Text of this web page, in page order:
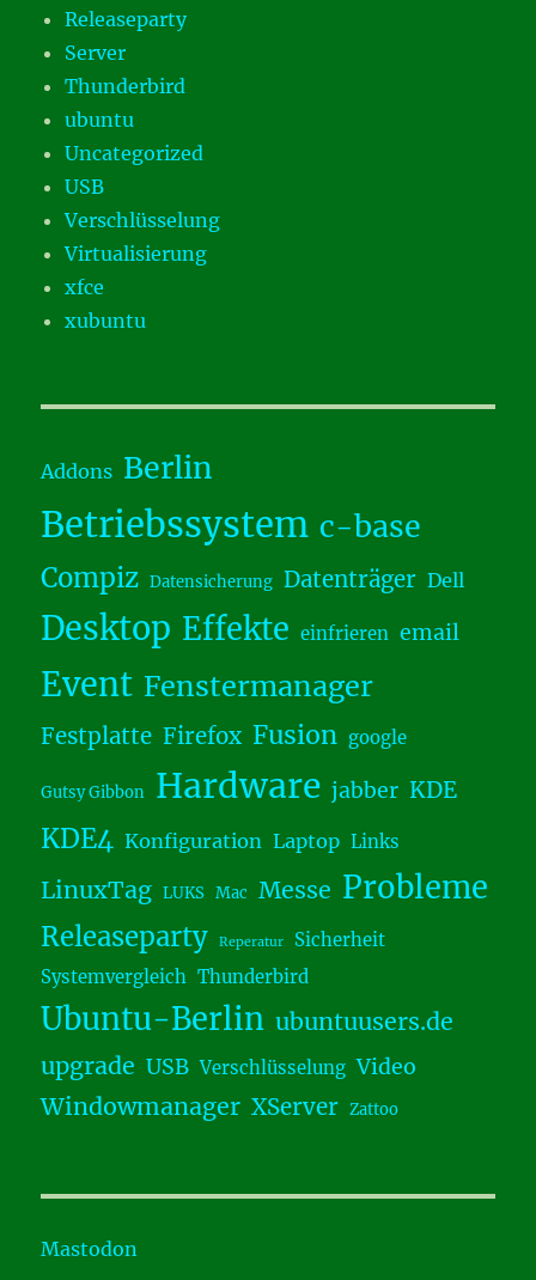
Releaseparty
Server
Thunderbird
ubuntu
Uncategorized
USB
Verschlüsselung
Virtualisierung
xfce
xubuntu
Addons Berlin
Betriebssystem c-base
Compiz Datensicherung Datenträger Dell
Desktop Effekte einfrieren email
Event Fenstermanager
Festplatte Firefox Fusion google
Gutsy Gibbon Hardware jabber KDE
KDE4 Konfiguration Laptop Links
LinuxTag LUKS Mac Messe Probleme
Releaseparty Reperatur
Sicherheit
Systemvergleich Thunderbird
Ubuntu-Berlin ubuntuusers.de
upgrade USB Verschlüsselung Video
Windowmanager XServer Zattoo
Mastodon